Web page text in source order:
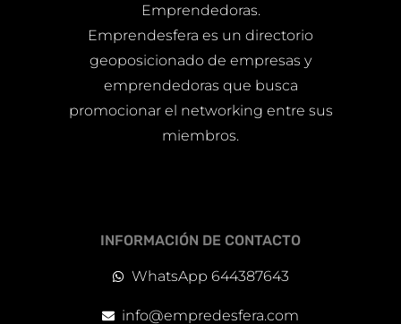
Emprendedoras.
Emprendesfera es un directorio
geoposicionado de empresas y
emprendedoras que busca
promocionar el networking entre sus
miembros.
INFORMACIÓN DE CONTACTO
WhatsApp 644387643
info@empredesfera.com